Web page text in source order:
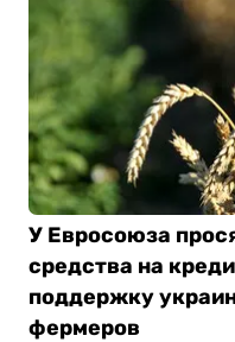
У Евросоюза
средства на
поддержку
фермеров